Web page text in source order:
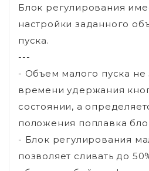
Блок регулирования
настройки заданного
пуска.
---
- Объем малого пуска не
времени удержания
состоянии, а
положения поплавка
- Блок регулирования
позволяет сливать до